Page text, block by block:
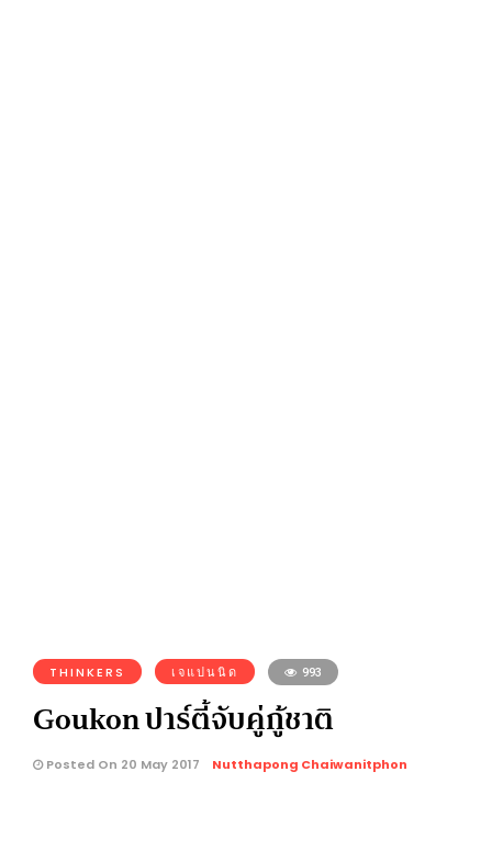
THINKERS เจแปนนิด 993
Goukon ปาร์ตี้จับคู่กู้ชาติ
Posted On 20 May 2017 Nutthapong Chaiwanitphon